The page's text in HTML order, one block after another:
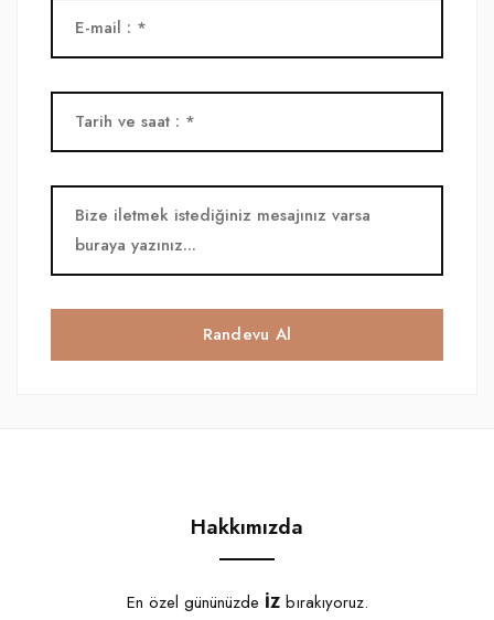
Randevu Al
Hakkımızda
En özel gününüzde İZbırakıyoruz.